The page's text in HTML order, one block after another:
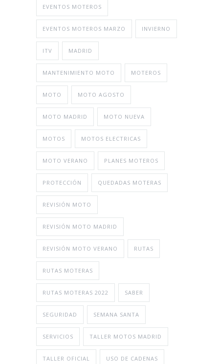
EVENTOS MOTEROS
EVENTOS MOTEROS MARZO INVIERNO
ITV MADRID
MANTENIMIENTO MOTO MOTEROS
MOTO MOTO AGOSTO
MOTO MADRID MOTO NUEVA
MOTOS MOTOS ELECTRICAS
MOTO VERANO PLANES MOTEROS
PROTECCIÓN QUEDADAS MOTERAS
REVISIÓN MOTO
REVISIÓN MOTO MADRID
REVISIÓN MOTO VERANO RUTAS
RUTAS MOTERAS
RUTAS MOTERAS 2022 SABER
SEGURIDAD SEMANA SANTA
SERVICIOS TALLER MOTOS MADRID
TALLER OFICIAL USO DE CADENAS